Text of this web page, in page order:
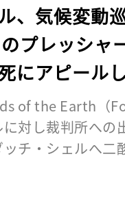
、気候変動
プレッシャ
にアピール
of the Earth（
対し裁判所へ
チ・シェルへ二